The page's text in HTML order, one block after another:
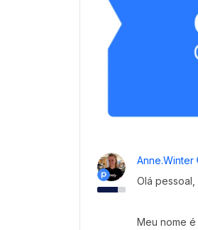
Anne.winter
Olá
Meu nome